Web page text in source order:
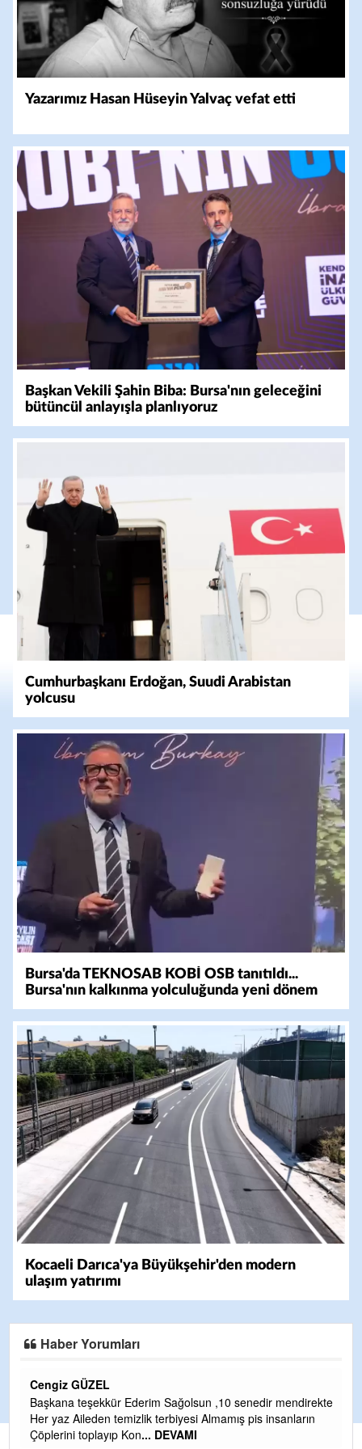
Yazarımız Hasan Hüseyin Yalvaç vefat etti
Başkan Vekili Şahin Biba: Bursa'nın geleceğini
bütüncül anlayışla planlıyoruz
Cumhurbaşkanı Erdoğan, Suudi Arabistan
yolcusu
Bursa'da TEKNOSAB KOBİ OSB tanıtıldı...
Bursa'nın kalkınma yolculuğunda yeni dönem
Kocaeli Darıca'ya Büyükşehir'den modern
ulaşım yatırımı
Haber Yorumları
mendirekte
insanların
CEVDET YILMAZ
GULDERE DERE ÇALIŞMALARI, SEKIZ YIL
TARAFINDAN BAŞLATILDI, ETRASFINDA
OLMAYAN KISIMLARA DUVARLAR